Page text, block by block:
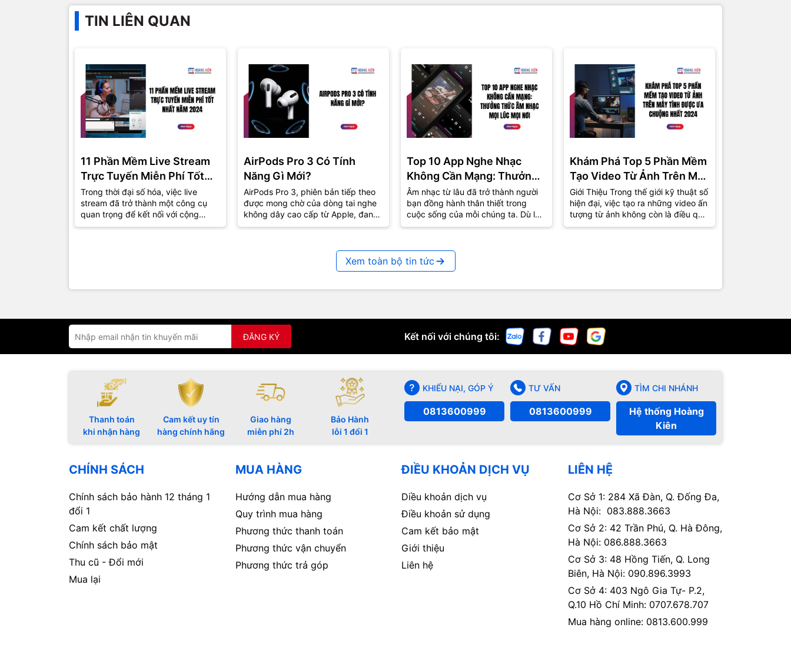
TIN LIÊN QUAN
11 Phần Mềm Live Stream
Trực Tuyến Miễn Phí Tốt
Nhất Năm 2024
Trong thời đại số hóa, việc live
stream đã trở thành một công cụ
quan trọng để kết nối với cộng
đồng và khán giả. Dù bạn là một
AirPods Pro 3 Có Tính
Năng Gì Mới?
AirPods Pro 3, phiên bản tiếp theo
được mong chờ của dòng tai nghe
không dây cao cấp từ Apple, đang
thu hút sự quan tâm lớn từ cộng
Top 10 App Nghe Nhạc
Không Cần Mạng: Thưởng
Thức Âm Nhạc Mọi Nơi
Âm nhạc từ lâu đã trở thành người
bạn đồng hành thân thiết trong
cuộc sống của mỗi chúng ta. Dù là
lúc vui hay buồn, âm nhạc luôn
Khám Phá Top 5 Phần Mềm
Tạo Video Từ Ảnh Trên Máy
Tính Được Ưa Chuộng Nhất
2024
Giới Thiệu Trong thế giới kỹ thuật số
hiện đại, việc tạo ra những video ấn
tượng từ ảnh không còn là điều quá
xa lạ. Từ những bức ảnh kỷ...
Xem toàn bộ tin tức
ĐĂNG KÝ Kết nối với chúng tôi:
Thanh toán
khi nhận hàng
Cam kết uy tín
hàng chính hãng
Giao hàng
miễn phí 2h
Bảo Hành
lỗi 1 đổi 1
KHIẾU NẠI, GÓP Ý
0813600999
TƯ VẤN
0813600999
TÌM CHI NHÁNH
Hệ thống Hoàng
Kiên
CHÍNH SÁCH
Chính sách bảo hành 12 tháng 1
đổi 1
Cam kết chất lượng
Chính sách bảo mật
Thu cũ - Đổi mới
Mua lại
MUA HÀNG
Hướng dẫn mua hàng
Quy trình mua hàng
Phương thức thanh toán
Phương thức vận chuyển
Phương thức trả góp
ĐIỀU KHOẢN DỊCH VỤ
Diều khoản dịch vụ
Điều khoản sử dụng
Cam kết bảo mật
Giới thiệu
Liên hệ
LIÊN HỆ
Cơ Sở 1: 284 Xã Đàn, Q. Đống Đa,
Hà Nội: 083.888.3663
Cơ Sở 2: 42 Trần Phú, Q. Hà Đông,
Hà Nội: 086.888.3663
Cơ Sở 3: 48 Hồng Tiến, Q. Long
Biên, Hà Nội: 090.896.3993
Cơ Sở 4: 403 Ngô Gia Tự- P.2,
Q.10 Hồ Chí Minh: 0707.678.707
Mua hàng online: 0813.600.999